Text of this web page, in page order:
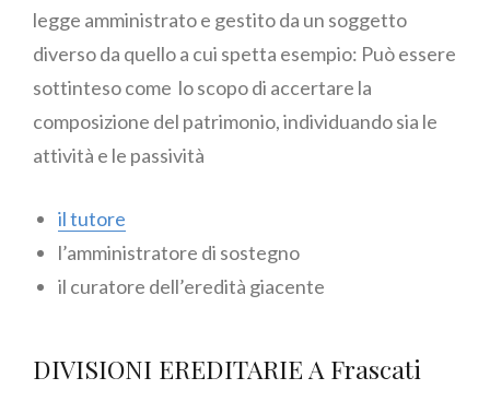
legge amministrato e gestito da un soggetto
diverso da quello a cui spetta esempio: Può essere
sottinteso come lo scopo di accertare la
composizione del patrimonio, individuando sia le
attività e le passività
il tutore
l’amministratore di sostegno
il curatore dell’eredità giacente
DIVISIONI EREDITARIE A Frascati